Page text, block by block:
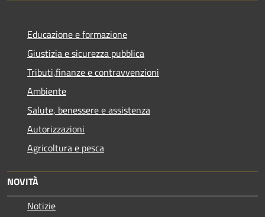
Educazione e formazione
Giustizia e sicurezza pubblica
Tributi,finanze e contravvenzioni
Ambiente
Salute, benessere e assistenza
Autorizzazioni
Agricoltura e pesca
NOVITÀ
Notizie